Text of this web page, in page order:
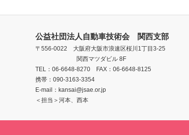
公益社団法人自動車技術会 関西支部
〒556-0022 大阪府大阪市浪速区桜川1丁目3-25
関西マツダビル 8F
TEL：06-6648-8270 FAX：06-6648-8125
携帯：090-3163-3354
E-mail：kansai@jsae.or.jp
＜担当＞河本、西本